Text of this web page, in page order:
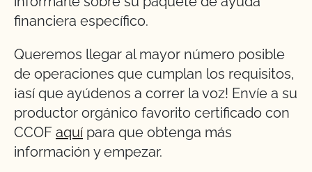
financiera específico.
Queremos llegar al mayor número posible
de operaciones que cumplan los requisitos,
¡así que ayúdenos a correr la voz! Envíe a su
productor orgánico favorito certificado con
CCOF aquí para que obtenga más
información y empezar.